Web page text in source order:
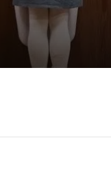
в съда
в Пловдивско